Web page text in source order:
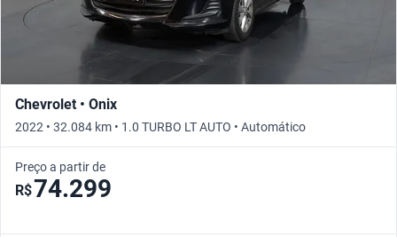
Chevrolet • Onix
2022 • 32.084 km • 1.0 TURBO LT AUTO • Automático
Preço a partir de
R$74.299